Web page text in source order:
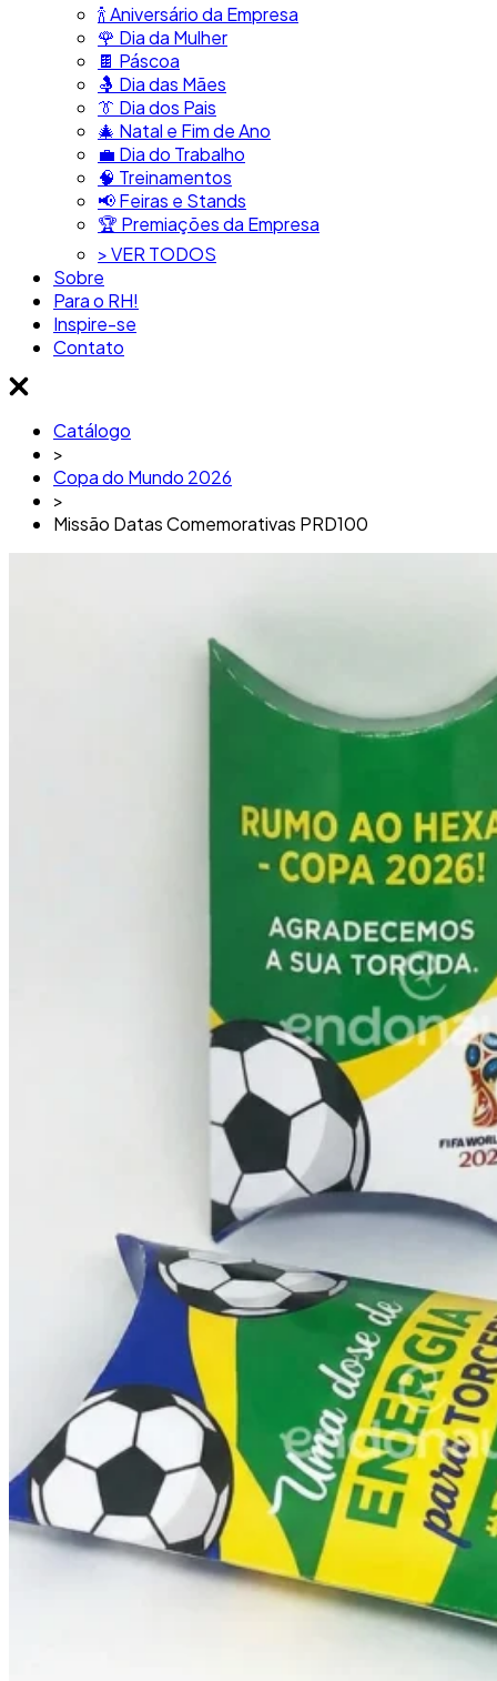
​🍾​ Aniversário da Empresa
🌹 Dia da Mulher
🍫​ Páscoa
🤱 Dia das Mães
👔​ Dia dos Pais
🎄 Natal e Fim de Ano
💼​ Dia do Trabalho
🧠​ Treinamentos
📢​ Feiras e Stands
🏆 Premiações da Empresa
> VER TODOS
Sobre
Para o RH!
Inspire-se
Contato
Catálogo
>
Copa do Mundo 2026
>
Missão Datas Comemorativas PRD100